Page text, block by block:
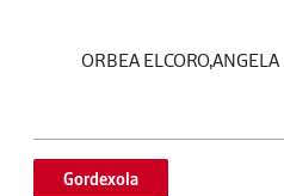
ORBEA ELCORO,ANGELA
Gordexola